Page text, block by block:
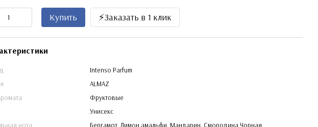
Купить ⚡️Заказать в 1 клик
Intenso Parfum
ALMAZ
Фруктовые
Унисекс
нота
Бергамот, Лимон амальфи, Мандарин, Смородина Чорная